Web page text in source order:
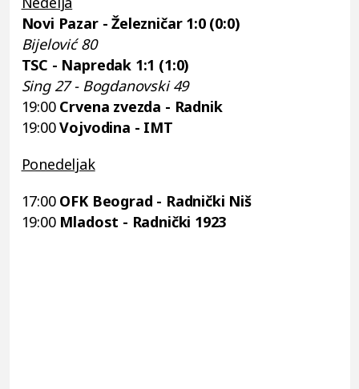
Novi Pazar - Železničar 1:0 (0:0)
Bijelović 80
TSC - Napredak 1:1 (1:0)
Sing 27 - Bogdanovski 49
19:00 Crvena zvezda - Radnik
19:00Vojvodina - IMT
Ponedeljak
17:00 OFK Beograd - Radnički Niš
19:00 Mladost - Radnički 1923